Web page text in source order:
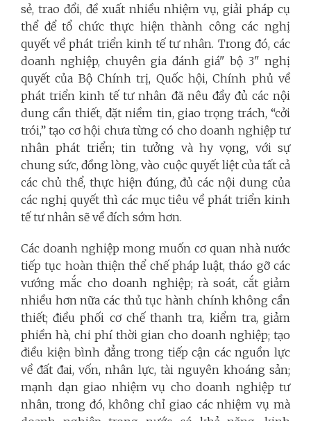
sẻ, trao đổi, đề xuất nhiều nhiệm vụ, giải pháp cụ
thể để tổ chức thực hiện thành công các nghị
quyết về phát triển kinh tế tư nhân. Trong đó, các
doanh nghiệp, chuyên gia đánh giá" bộ 3" nghị
quyết của Bộ Chính trị, Quốc hội, Chính phủ về
phát triển kinh tế tư nhân đã nêu đầy đủ các nội
dung cần thiết, đặt niềm tin, giao trọng trách, “cởi
trói,” tạo cơ hội chưa từng có cho doanh nghiệp tư
nhân phát triển; tin tưởng và hy vọng, với sự
chung sức, đồng lòng, vào cuộc quyết liệt của tất cả
các chủ thể, thực hiện đúng, đủ các nội dung của
các nghị quyết thì các mục tiêu về phát triển kinh
tế tư nhân sẽ về đích sớm hơn.
Các doanh nghiệp mong muốn cơ quan nhà nước
tiếp tục hoàn thiện thể chế pháp luật, tháo gỡ các
vướng mắc cho doanh nghiệp; rà soát, cắt giảm
nhiều hơn nữa các thủ tục hành chính không cần
thiết; điều phối cơ chế thanh tra, kiểm tra, giảm
phiền hà, chi phí thời gian cho doanh nghiệp; tạo
điều kiện bình đẳng trong tiếp cận các nguồn lực
về đất đai, vốn, nhân lực, tài nguyên khoáng sản;
mạnh dạn giao nhiệm vụ cho doanh nghiệp tư
nhân, trong đó, không chỉ giao các nhiệm vụ mà